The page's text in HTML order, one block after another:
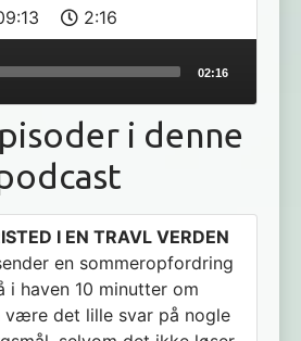
2:16
02:16
i denne
I EN TRAVL VERDEN
en sommeropfordring
i haven 10 minutter om
være det lille svar på nogle